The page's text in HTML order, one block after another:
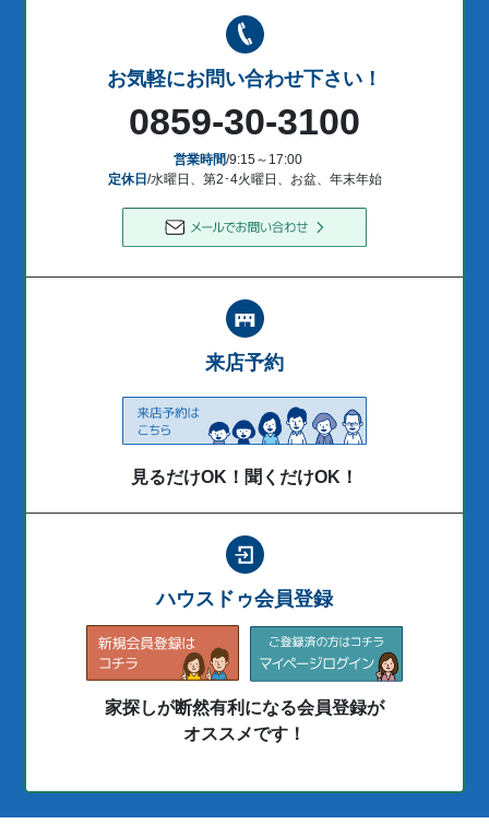
お気軽にお問い合わせ下さい！
0859-30-3100
営業時間/9:15～17:00
定休日 /水曜日、第2･4火曜日、お盆、年末年始
来店予約
見るだけOK！聞くだけOK！
ハウスドゥ会員登録
家探しが断然有利になる会員登録が
オススメです！